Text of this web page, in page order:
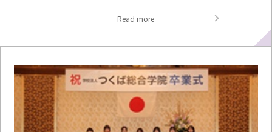
Read more